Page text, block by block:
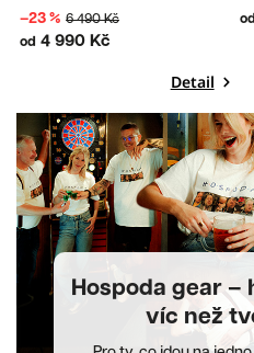
–23 % 6 490 Kč
od 4 990 Kč
Detail
od
Hospoda gear –
víc než